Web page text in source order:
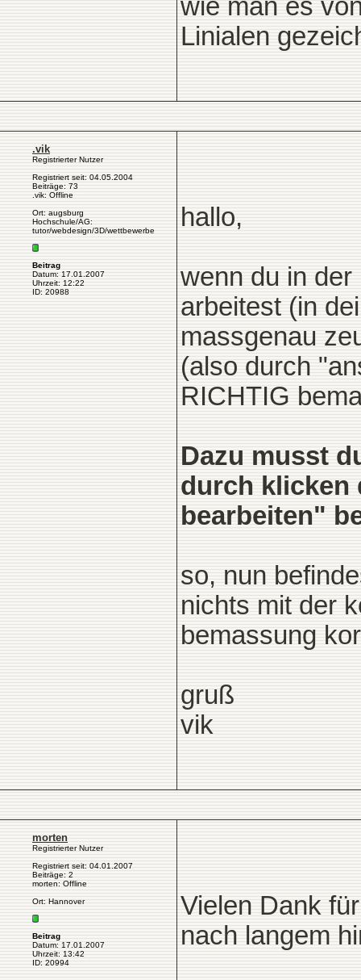
wie man es
Linialen
.vik
Registrierter Nutzer
Registriert seit: 04.05.2004
Beiträge: 73
.vik: Offline
Ort: augsburg
Hochschule/AG:
tutor/webdesign/3D/wettbewerbe
Beitrag
Datum: 17.01.2007
Uhrzeit: 12:22
ID: 20988
hallo,
wenn du in
arbeitest (in
massgenau
(also durch
RICHTIG
Dazu musst
durch klicken
bearbeiten"
so, nun
nichts mit der
bemassung
gruß
vik
morten
Registrierter Nutzer
Registriert seit: 04.01.2007
Beiträge: 2
morten: Offline
Ort: Hannover
Beitrag
Datum: 17.01.2007
Uhrzeit: 13:42
ID: 20994
Vielen Dank
nach langem